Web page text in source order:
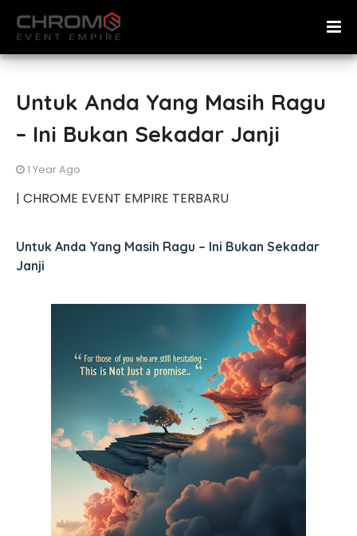
Untuk Anda Yang Masih Ragu
– Ini Bukan Sekadar Janji
1 Year Ago
| CHROME EVENT EMPIRE TERBARU
Untuk Anda Yang Masih Ragu – Ini Bukan Sekadar
Janji